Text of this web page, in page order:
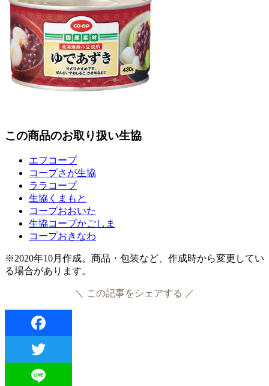
この商品のお取り扱い生協
エフコープ
コープさが生協
ララコープ
生協くまもと
コープおおいた
生協コープかごしま
コープおきなわ
※2020年10月作成。商品・包装など、作成時から変更してい
る場合があります。
＼ この記事をシェアする ／